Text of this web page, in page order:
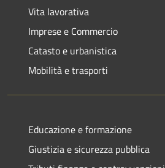
Vita lavorativa
Imprese e Commercio
Catasto e urbanistica
Mobilità e trasporti
Educazione e formazione
Giustizia e sicurezza pubblica